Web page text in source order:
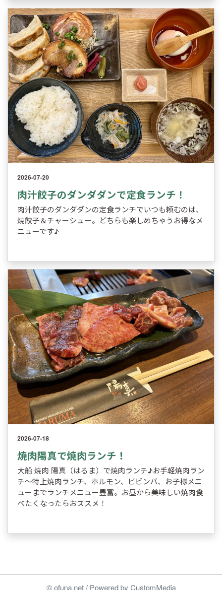
2026-07-20
肉汁餃子のダンダダンで定食ランチ！
肉汁餃子のダンダダンの定食ランチでいつも頼むのは、
焼餃子＆チャーシュー。どちらも楽しめちゃうお得なメ
ニューです♪
2026-07-18
焼肉陽真で焼肉ランチ！
大船 焼肉 陽真（はるま）で焼肉ランチ♪お手軽焼肉ラン
チ～特上焼肉ランチ、ホルモン、ビビンバ、お子様メニ
ューまでランチメニュー豊富。お昼から美味しい焼肉食
べたくなったらおススメ！
© ofuna.net / Powered by CustomMedia